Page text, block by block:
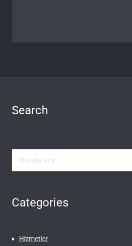
Search
Categories
Hizmetler